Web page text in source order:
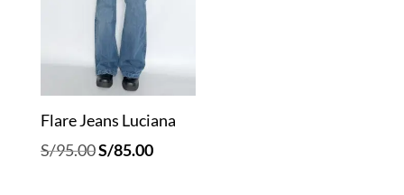
Flare Jeans Luciana
S/95.00El
S/85.00El